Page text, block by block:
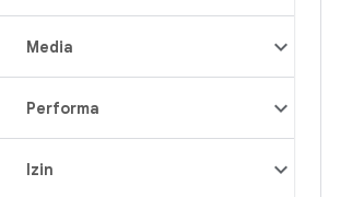
Media
Performa
Izin